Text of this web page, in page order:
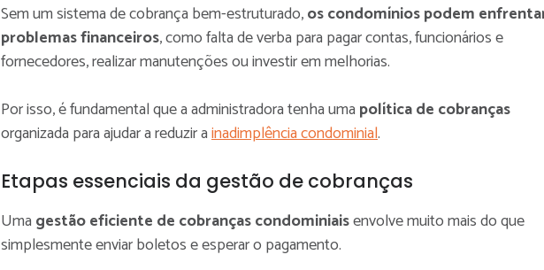
Sem um sistema de cobrança bem-estruturado,os condomínios podem
problemas financeiros, como falta de verba para pagar contas, funcionários e
fornecedores, realizar manutenções ou investir em melhorias.
Por isso, é fundamental que a administradora tenha uma política de cobranças
organizada para ajudar a reduzir ainadimplência condominial.
Etapas essenciais da gestão de cobranças
Uma gestão eficiente de cobranças condominiaisenvolve muito mais do que
simplesmente enviar boletos e esperar o pagamento.